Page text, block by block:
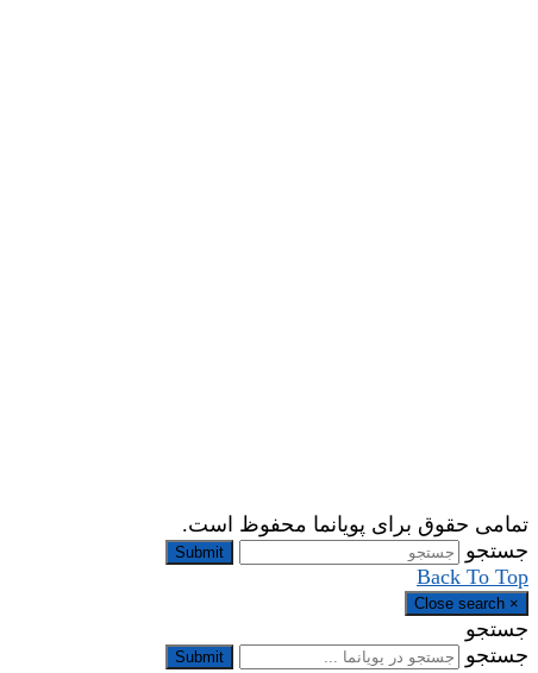
تمامی حقوق برای پویانما محفوظ است.
جستجو
Submit
Back To Top
×
Close search
جستجو
جستجو
Submit